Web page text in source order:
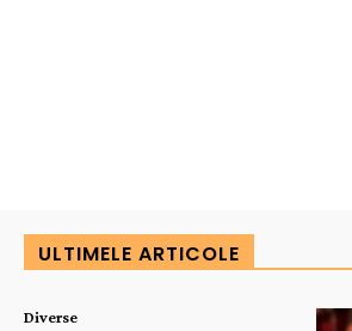
ULTIMELE ARTICOLE
Diverse